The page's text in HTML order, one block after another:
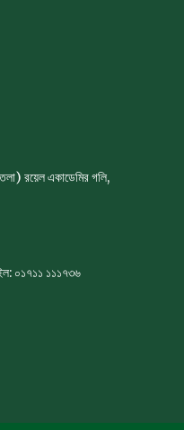
রয়েল একাডেমির গলি,
০১৭১১ ১১১৭৩৬